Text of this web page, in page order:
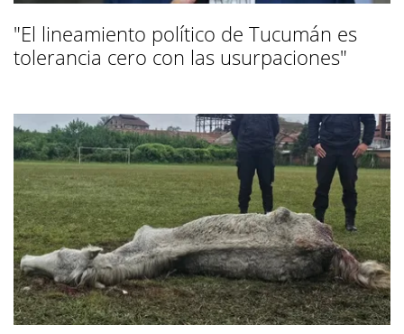
"El lineamiento político de Tucumán es
tolerancia cero con las usurpaciones"